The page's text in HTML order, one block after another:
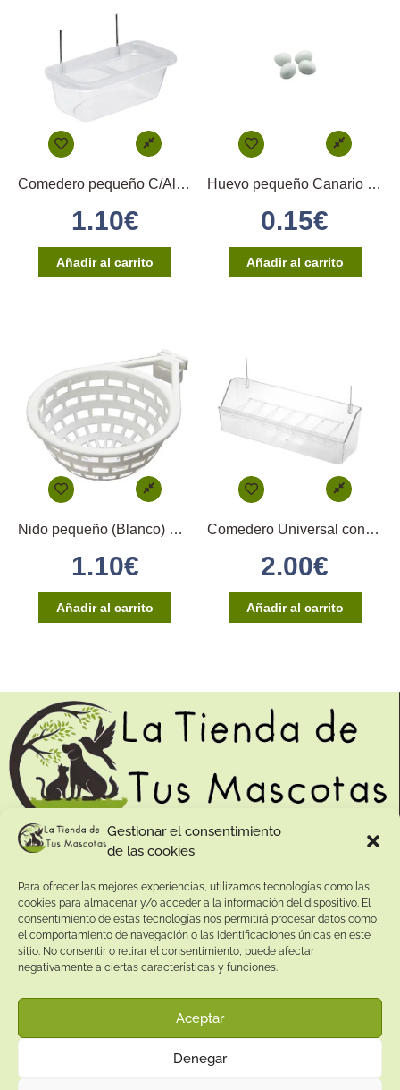
Gestionar el consentimiento
de las cookies
Para ofrecer las mejores experiencias, utilizamos tecnologías como las
cookies para almacenar y/o acceder a la información del dispositivo. El
consentimiento de estas tecnologías nos permitirá procesar datos como
el comportamiento de navegación o las identificaciones únicas en este
sitio. No consentir o retirar el consentimiento, puede afectar
negativamente a ciertas características y funciones.
Aceptar
Denegar
Comedero pequeño C/Alambres y Huella
1.10€
Añadir al carrito
Huevo pequeño Canario (Blanco)
0.15€
Añadir al carrito
Nido pequeño (Blanco) Ø 9cm
1.10€
Añadir al carrito
Comedero Universal con reja
2.00€
Añadir al carrito
Contacto:
Dirección:
Calle Pepe Jiménez 19, Rute, 14950 Códoba. España
Teléfono:
+34641081328
Email:
info@latiendadetusmascotas.com
Enlaces de interés:
Aviso Legal